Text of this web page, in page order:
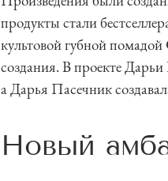
продукты стали
культовой губной помадой
создания. В проекте
а Дарья Пасечник
Новый